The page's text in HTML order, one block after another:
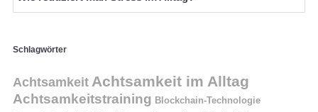
Schlagwörter
Achtsamkeit Achtsamkeit im Alltag
Achtsamkeitstraining Blockchain-Technologie